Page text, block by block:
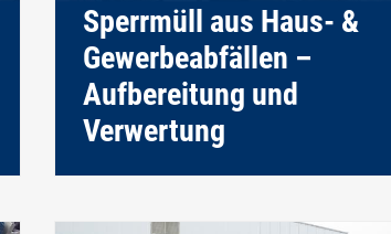
Sperrmüll aus Haus- &
Gewerbeabfällen –
Aufbereitung und
Verwertung